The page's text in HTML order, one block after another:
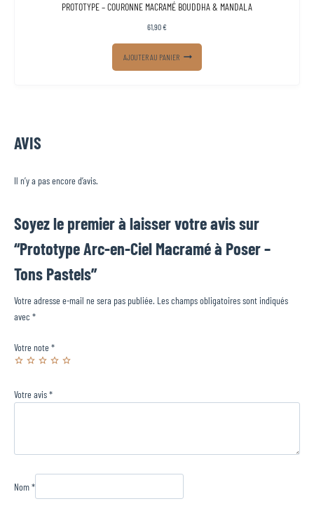
PROTOTYPE – COURONNE MACRAMÉ BOUDDHA & MANDALA
61,90€
AJOUTER AU PANIER
AVIS
Il n’y a pas encore d’avis.
Soyez le premier à laisser votre avis sur
“Prototype Arc-en-Ciel Macramé à Poser –
Tons Pastels”
Votre adresse e-mail ne sera pas publiée. Les champs obligatoires sont indiqués
avec *
Votre note *
Votre avis*
Nom*